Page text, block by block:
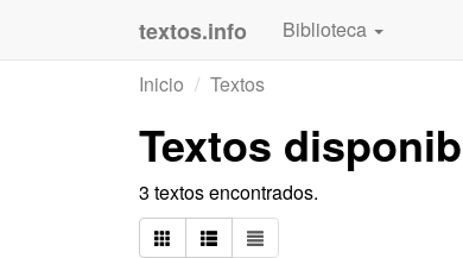
textos.info Biblioteca
Inicio
Textos
Textos
3 textos encontrados.